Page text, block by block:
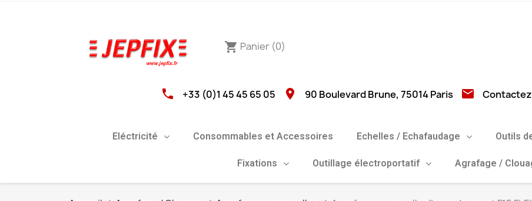
shopping_cart Panier (0)
phone +33 (0)1 45 45 65 05 location_on 90 Boulevard Brune, 75014 Paris email
Eléctricité Consommables et Accessoires Echelles / Echafaudage Outils
Fixations Outillage électroportatif Agrafage /